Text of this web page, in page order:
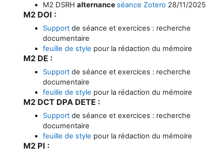
M2 DSRH alternance séance Zotero 28/11/2025
M2 DOI :
Support de séance et exercices : recherche
documentaire
feuille de style pour la rédaction du mémoire
M2 DE :
Support de séance et exercices : recherche
documentaire
feuille de style pour la rédaction du mémoire
M2 DCT DPA DETE :
Support de séance et exercices : recherche
documentaire
feuille de style pour la rédaction du mémoire
M2 PI :